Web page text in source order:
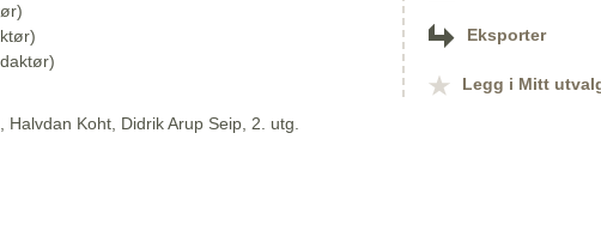
Koht, Didrik Arup Seip, 2. utg.
Eksporter
Legg i Mitt